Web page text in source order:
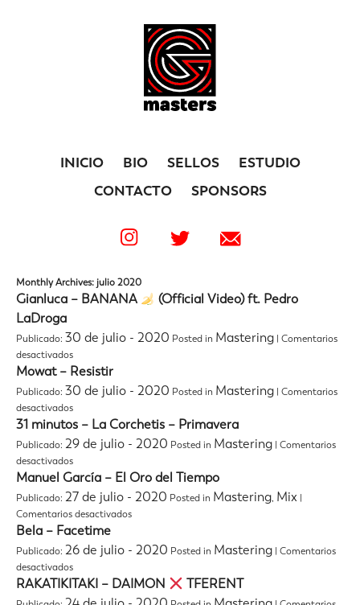
INICIO BIO SELLOS
ESTUDIO
CONTACTO
SPONSORS
Monthly Archives: julio 2020
Gianluca – BANANA
(Official Video) ft. Pedro
LaDroga
Publicado: 30 de julio - 2020 Posted in Mastering | Comentarios
desactivadosen
Gianluca
–
BANANA
(Official
Video)
Pedro
LaDroga
Mowat – Resistir
Publicado: 30 de julio - 2020 Posted in Mastering | Comentarios
desactivadosen
Mowat
–
Resistir
31 minutos – La Corchetis – Primavera
Publicado: 29 de julio - 2020 Posted in Mastering | Comentarios
desactivadosen
31
minutos
–
La
Corchetis
–
Manuel García – El Oro del Tiempo
Publicado: 27 de julio - 2020 Posted in Mastering, Mix |
Comentarios desactivadosen
García
–
Oro
del
Bela – Facetime
Publicado: 26 de julio - 2020 Posted in Mastering | Comentarios
desactivadosen
Bela
–
RAKATIKITAKI – DAIMON TFERENT